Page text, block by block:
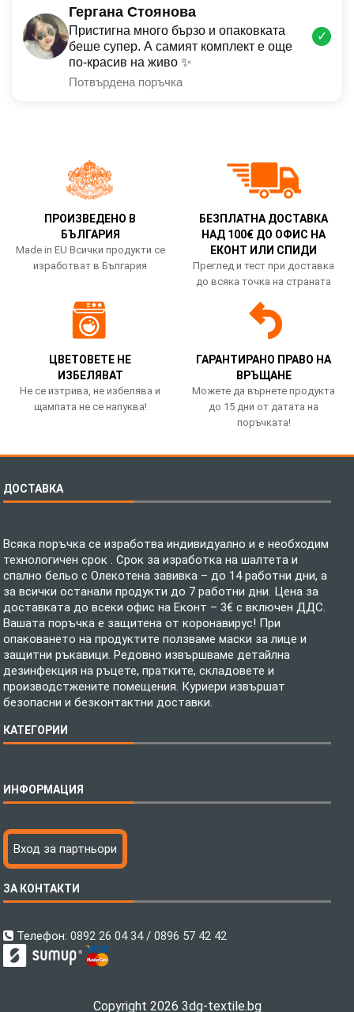
Гергана Стоянова
Пристигна много бързо и опаковката
беше супер. А самият комплект е още
по-красив на живо ✨
Потвърдена поръчка
✓
ПРОИЗВЕДЕНО В
БЪЛГАРИЯ
Made in EU Всички продукти се
изработват в България
БЕЗПЛАТНА ДОСТАВКА
НАД 100€ ДО ОФИС НА
ЕКОНТ ИЛИ СПИДИ
Преглед и тест при доставка
до всяка точка на страната
ЦВЕТОВЕТЕ НЕ
ИЗБЕЛЯВАТ
Не се изтрива, не избелява и
щампата не се напуква!
ГАРАНТИРАНО ПРАВО НА
ВРЪЩАНЕ
Можете да върнете продукта
до 15 дни от датата на
поръчката!
ДОСТАВКА
Всяка поръчка се изработва индивидуално и е необходим
технологичен срок . Срок за изработка на шалтета и
спално бельо с Олекотена завивка – до 14 работни дни, а
за всички останали продукти до 7 работни дни. Цена за
доставката до всеки офис на Еконт – 3€ с включен ДДС.
Вашата поръчка е защитена от коронавирус! При
опаковането на продуктите ползваме маски за лице и
защитни ръкавици. Редовно извършваме детайлна
дезинфекция на ръцете, пратките, складовете и
производстжените помещения. Куриери извършат
безопасни и безконтактни доставки.
КАТЕГОРИИ
Бебешки спални комплекти
Тениски с пълноцветен печат
Хавлиени кърпи
Пончо за водни спортове
Микрофибърни Велурени Кърпи
Детски пончота
Тениски
Поларени Одеяла
ИНФОРМАЦИЯ
Технология на печатане
Файлове за печат
Как да поръчам?
С какво сме различни?
Контакти
Общи Условия
Вход за партньори
ЗА КОНТАКТИ
Телефон:0892 26 04 34 / 0896 57 42 42
Copyright 2026 3dg-textile.bg